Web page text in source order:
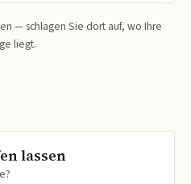
— schlagen Sie dort auf, wo Ihre
liegt.
lassen